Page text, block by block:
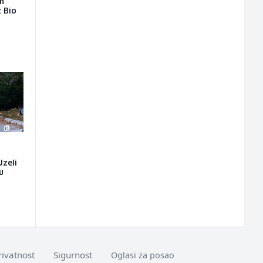
Bio
Sigurnost Oglasi za posao